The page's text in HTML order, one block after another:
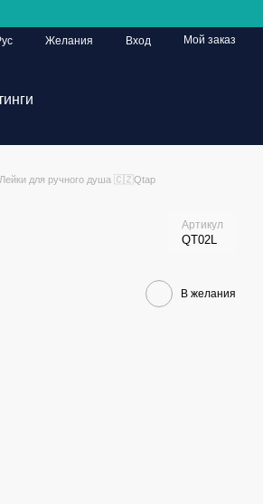
Желания Вход Мой заказ
Лейки для ручного душа 🇨🇿Qtap
Артикул
QT02L
В желания